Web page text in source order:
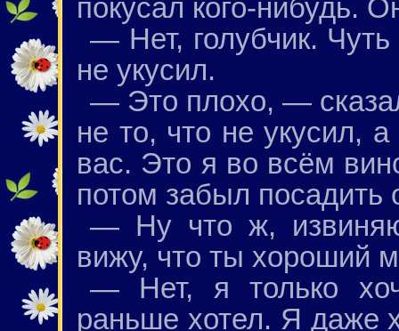
покусал кого-нибудь.
— Нет, голубчик.
не укусил.
— Это плохо, —
не то, что не укусил,
вас. Это я во всём
потом забыл посадить
— Ну что ж,
вижу, что ты хороший
— Нет, я только
раньше хотел. Я даже